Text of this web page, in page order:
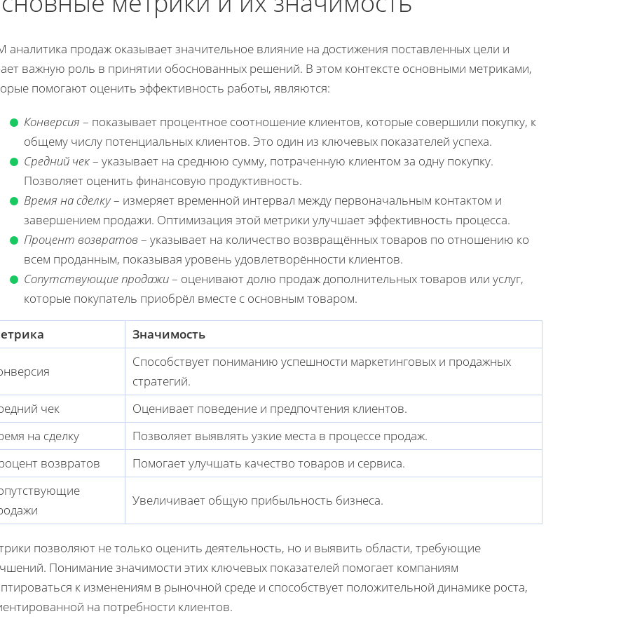
аналитика продаж оказывает значительное влияние на достижения поставленных цели и
важную роль в принятии обоснованных решений. В этом контексте основными метриками,
помогают оценить эффективность работы, являются:
Конверсия – показывает процентное соотношение клиентов, которые совершили покупку, к
общему числу потенциальных клиентов. Это один из ключевых показателей успеха.
Средний чек– указывает на среднюю сумму, потраченную клиентом за одну покупку.
Позволяет оценить финансовую продуктивность.
Время на сделку– измеряет временной интервал между первоначальным контактом и
завершением продажи. Оптимизация этой метрики улучшает эффективность процесса.
Процент возвратов – указывает на количество возвращённых товаров по отношению ко
всем проданным, показывая уровень удовлетворённости клиентов.
Сопутствующие продажи– оценивают долю продаж дополнительных товаров или услуг,
которые покупатель приобрёл вместе с основным товаром.
Значимость
Способствует пониманию успешности маркетинговых и продажных
стратегий.
чек
Оценивает поведение и предпочтения клиентов.
на сделку
Позволяет выявлять узкие места в процессе продаж.
возвратов
Помогает улучшать качество товаров и сервиса.
Увеличивает общую прибыльность бизнеса.
позволяют не только оценить деятельность, но и выявить области, требующие
Понимание значимости этих ключевых показателей помогает компаниям
к изменениям в рыночной среде и способствует положительной динамике роста,
на потребности клиентов.